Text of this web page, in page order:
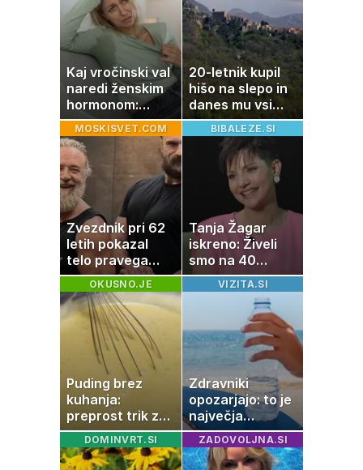
Kaj vročinski val
naredi ženskim
hormonom:
zakaj se poleti
počutimo
drugače?
20-letnik kupil
hišo na slepo in
danes mu vsi
zavidajo
MOSKISVET.COM
Zvezdnik pri 62
letih pokazal
telo pravega
gladiatorja
BIBALEZE.SI
Tanja Žagar
iskreno: Živeli
smo na 40
kvadratih, a
imela sem vse,
potrebuje
OKUSNO.JE
Puding brez
kuhanja:
preprost trik za
pripravo v le
nekaj minutah
VIZITA.SI
Zdravniki
opozarjajo: to je
največja
napaka, ki jo
ljudje delajo med
vročino
DOMINVRT.SI ZADOVOLJNA.SI